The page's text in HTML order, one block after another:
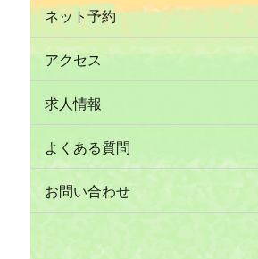
ネット予約
アクセス
求人情報
よくある質問
お問い合わせ